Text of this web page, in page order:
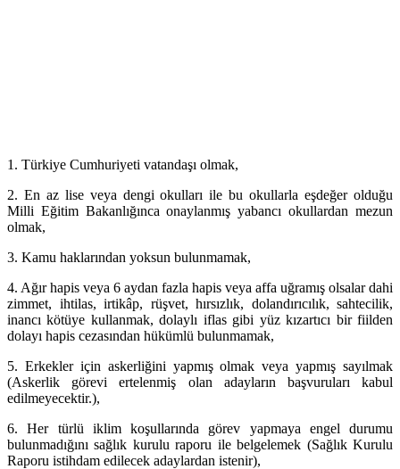
1. Türkiye Cumhuriyeti vatandaşı olmak,
2. En az lise veya dengi okulları ile bu okullarla eşdeğer olduğu
Milli Eğitim Bakanlığınca onaylanmış yabancı okullardan mezun
olmak,
3. Kamu haklarından yoksun bulunmamak,
4. Ağır hapis veya 6 aydan fazla hapis veya affa uğramış olsalar dahi
zimmet, ihtilas, irtikâp, rüşvet, hırsızlık, dolandırıcılık, sahtecilik,
inancı kötüye kullanmak, dolaylı iflas gibi yüz kızartıcı bir fiilden
dolayı hapis cezasından hükümlü bulunmamak,
5. Erkekler için askerliğini yapmış olmak veya yapmış sayılmak
(Askerlik görevi ertelenmiş olan adayların başvuruları kabul
edilmeyecektir.),
6. Her türlü iklim koşullarında görev yapmaya engel durumu
bulunmadığını sağlık kurulu raporu ile belgelemek (Sağlık Kurulu
Raporu istihdam edilecek adaylardan istenir),